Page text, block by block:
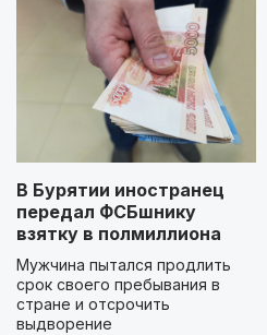
В Бурятии иностранец
передал ФСБшнику
взятку в полмиллиона
Мужчина пытался продлить
срок своего пребывания в
стране и отсрочить
выдворение